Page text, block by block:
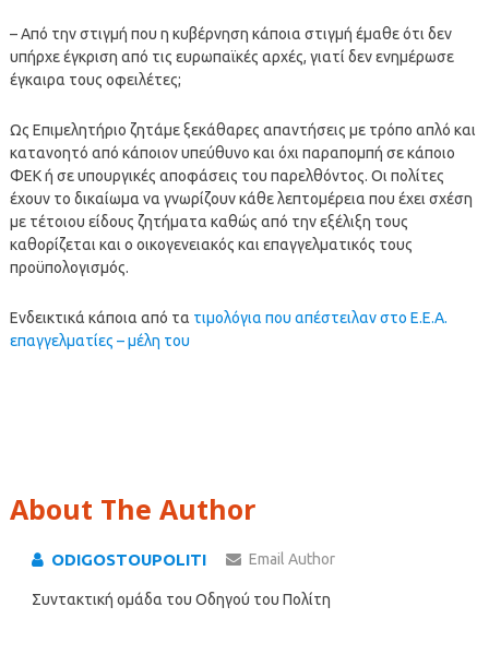
– Από την στιγμή που η κυβέρνηση κάποια στιγμή έμαθε ότι δεν
υπήρχε έγκριση από τις ευρωπαϊκές αρχές, γιατί δεν ενημέρωσε
έγκαιρα τους οφειλέτες;
Ως Επιμελητήριο ζητάμε ξεκάθαρες απαντήσεις με τρόπο απλό και
κατανοητό από κάποιον υπεύθυνο και όχι παραπομπή σε κάποιο
ΦΕΚ ή σε υπουργικές αποφάσεις του παρελθόντος. Οι πολίτες
έχουν το δικαίωμα να γνωρίζουν κάθε λεπτομέρεια που έχει σχέση
με τέτοιου είδους ζητήματα καθώς από την εξέλιξη τους
καθορίζεται και ο οικογενειακός και επαγγελματικός τους
προϋπολογισμός.
Ενδεικτικά κάποια από τα τιμολόγια που απέστειλαν στο Ε.Ε.Α.
επαγγελματίες – μέλη του
About The Author
ODIGOSTOUPOLITI Email Author
Συντακτική ομάδα του Οδηγού του Πολίτη